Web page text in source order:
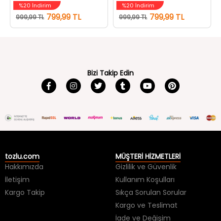
%20 İndirim
999,99 TL 799,99 TL
%20 İndirim
999,99 TL 799,99 TL
Bizi Takip Edin
tozlu.com
Hakkımızda
İletişim
Kargo Takip
MÜŞTERİ HİZMETLERİ
Gizlilik ve Güvenlik
Kullanım Koşulları
Sıkça Sorulan Sorular
Kargo ve Teslimat
İade ve Değişim